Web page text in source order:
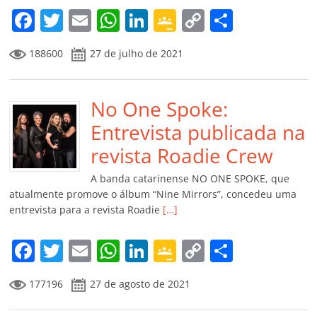
m
F
a
c
e
b
o
o
k
T
w
itt
er
E
m
ai
l
W
h
at
s
A
p
p
Li
n
k
e
dI
n
G
o
o
gl
e
Cl
a
ss
ro
o
m
C
y
Li
n
k
p
til
h
ar
188600 27 de julho de 2021
No One Spoke:
Entrevista publicada na
revista Roadie Crew
A banda catarinense NO ONE SPOKE, que
atualmente promove o álbum “Nine Mirrors”, concedeu uma
entrevista para a revista Roadie […]
F
a
c
T
w
itt
E
m
ai
W
at
Li
n
k
G
o
o
C
177196 27 de agosto de 2021